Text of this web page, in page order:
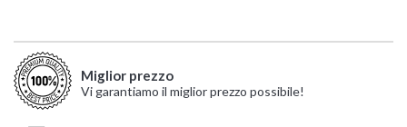
Miglior prezzo
Vi garantiamo il miglior prezzo possibile!